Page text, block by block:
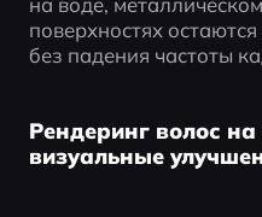
поверхностях
без падения частоты
Рендеринг волос
визуальные